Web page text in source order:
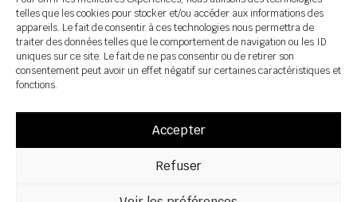
telles que les cookies pour stocker et/ou accéder aux informations des
appareils. Le fait de consentir à ces technologies nous permettra de
traiter des données telles que le comportement de navigation ou les ID
uniques sur ce site. Le fait de ne pas consentir ou de retirer son
consentement peut avoir un effet négatif sur certaines caractéristiques et
fonctions.
Accepter
Refuser